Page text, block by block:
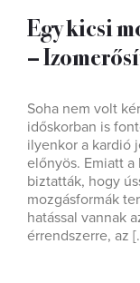
Egy kicsi
–
Soha nem volt
időskorban is
ilyenkor a kardió
előnyös. Emiatt
biztatták, hogy
mozgásformák
hatással vannak
érrendszerre, az